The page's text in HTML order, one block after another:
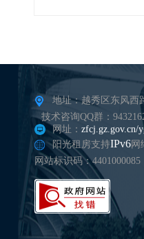
地址：越秀区东风西
技术咨询QQ群：
网址： zfcj.gz.gov.cn/
阳光租房支持IPv6网
网站标识码：4401000085